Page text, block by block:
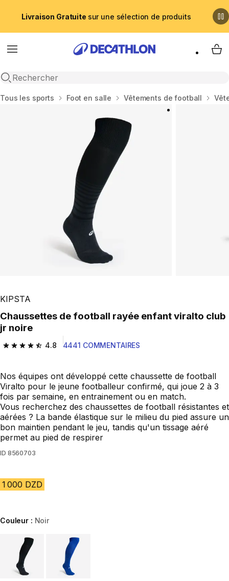
Livraison Gratuite sur une sélection de produits
Menu
Recherche ouverte
My
Accueil
Tous les sports Foot en salle Vêtements de football
KIPSTA
Chaussettes de football rayée enfant viralto club
jr noire
4.8
4.8 out of 5 stars from 4441 reviews
4441 COMMENTAIRES
Nos équipes ont développé cette chaussette de football
Viralto pour le jeune footballeur confirmé, qui joue 2 à 3
fois par semaine, en entrainement ou en match.
Vous recherchez des chaussettes de football résistantes et
aérées ? La bande élastique sur le milieu du pied assure un
bon maintien pendant le jeu, tandis qu'un tissage aéré
permet au pied de respirer
ID 8560703
1 000 DZD
Couleur : Noir
Choose a variant